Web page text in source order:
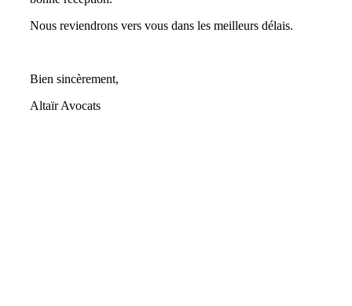
Nous reviendrons vers vous dans les meilleurs délais.
Bien sincèrement,
Altaïr Avocats